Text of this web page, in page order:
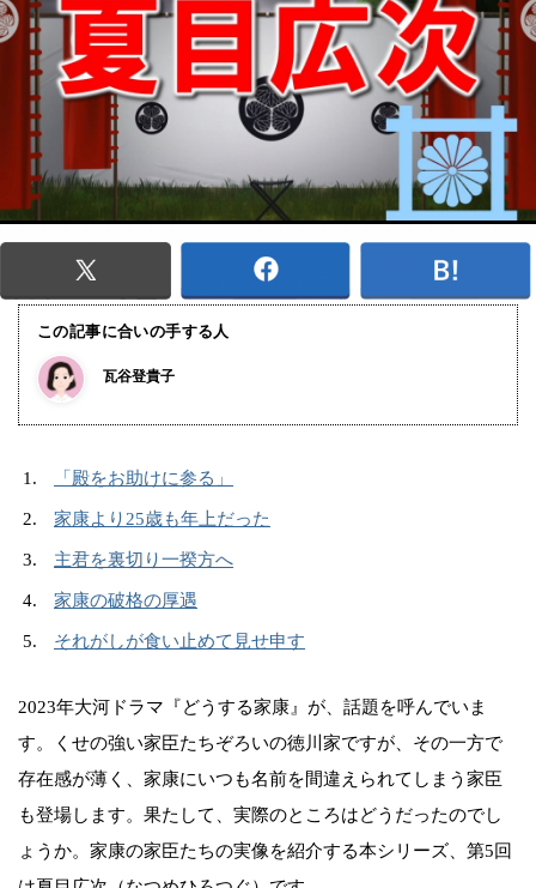
この記事に合いの手する人
瓦谷登貴子
「殿をお助けに参る」
家康より25歳も年上だった
主君を裏切り一揆方へ
家康の破格の厚遇
それがしが食い止めて見せ申す
2023年大河ドラマ『どうする家康』が、話題を呼んでいま
す。くせの強い家臣たちぞろいの徳川家ですが、その一方で
存在感が薄く、家康にいつも名前を間違えられてしまう家臣
も登場します。果たして、実際のところはどうだったのでし
ょうか。家康の家臣たちの実像を紹介する本シリーズ、第5回